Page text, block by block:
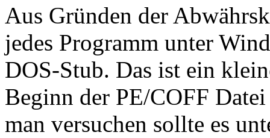
Aus Gründen der
jedes Programm unter
DOS-Stub. Das ist ein
Beginn der PE/COFF
man versuchen sollte es